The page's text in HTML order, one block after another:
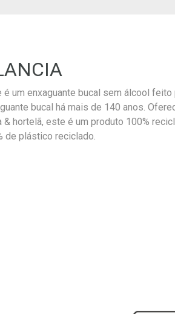
é um enxaguante bucal sem álcool
bucal há mais de 140 anos.
& hortelã, este é um produto 100%
de plástico reciclado.